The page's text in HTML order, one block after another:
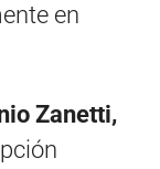
en
Zanetti,